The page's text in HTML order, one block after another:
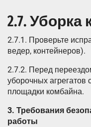
2.7.
2.7.1. Проверьте
ведер, контейнеров).
2.7.2. Перед
уборочных агрегатов
площадки комбайна.
3. Требования
работы